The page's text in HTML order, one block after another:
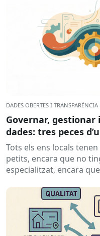
DADES OBERTES I TRANSPARÈNCIA
Governar,
dades: tres peces
Tots els ens locals
petits, encara que no
especialitzat, encara